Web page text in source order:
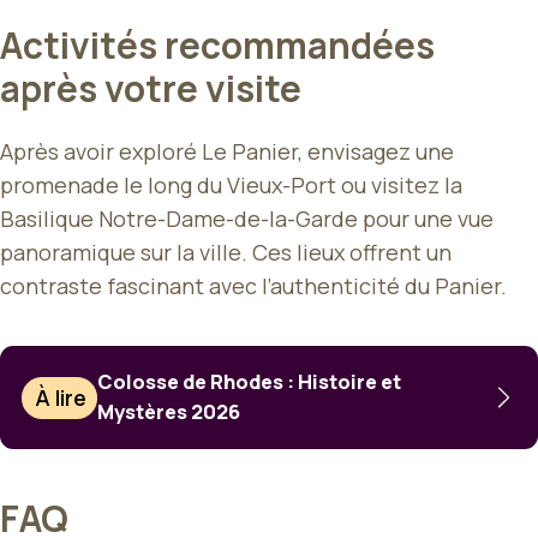
Activités recommandées
après votre visite
Après avoir exploré Le Panier, envisagez une
promenade le long du Vieux-Port ou visitez la
Basilique Notre-Dame-de-la-Garde pour une vue
panoramique sur la ville. Ces lieux offrent un
contraste fascinant avec l’authenticité du Panier.
À lire
Colosse de Rhodes : Histoire et
Mystères 2026
FAQ